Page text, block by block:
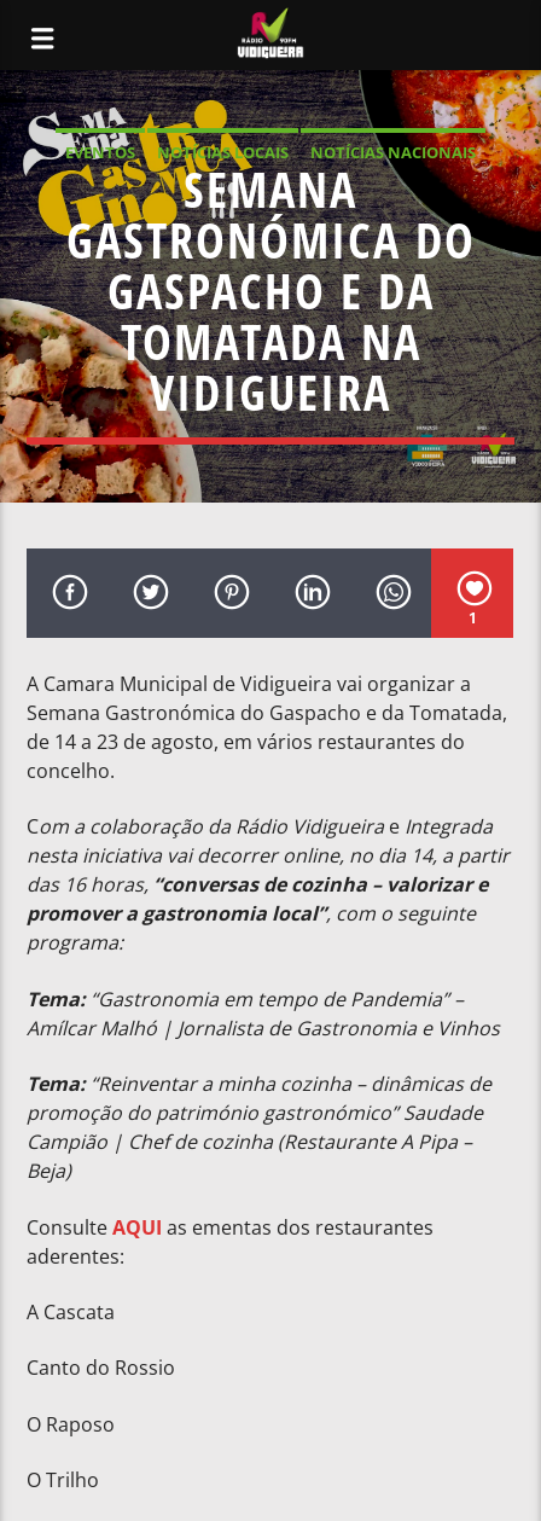
EVENTOS NOTÍCIAS LOCAIS NOTÍCIAS NACIONAIS
SEMANA
GASTRONÓMICA DO
GASPACHO E DA
TOMATADA NA
VIDIGUEIRA
1
A Camara Municipal de Vidigueira vai organizar a
Semana Gastronómica do Gaspacho e da Tomatada,
de 14 a 23 de agosto, em vários restaurantes do
concelho.
Com a colaboração da Rádio Vidigueira e Integrada
nesta iniciativa vai decorrer online, no dia 14, a partir
das 16 horas, “conversas de cozinha – valorizar e
promover a gastronomia local”, com o seguinte
programa:
Tema:“Gastronomia em tempo de Pandemia” –
Amílcar Malhó | Jornalista de Gastronomia e Vinhos
Tema:“Reinventar a minha cozinha – dinâmicas de
promoção do património gastronómico” Saudade
Campião | Chef de cozinha (Restaurante A Pipa –
Beja)
ConsulteAQUI as ementas dos restaurantes
aderentes:
A Cascata
Canto do Rossio
O Raposo
O Trilho